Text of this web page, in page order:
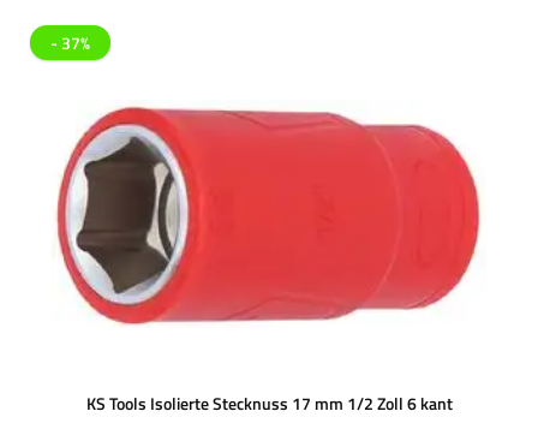
- 37%
KS Tools Isolierte Stecknuss 17 mm 1/2 Zoll 6 kant